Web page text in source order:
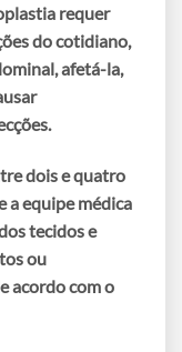
requer
do cotidiano,
,afetá-la,
dois e quatro
a equipe médica
tecidos e
ou
acordo com o